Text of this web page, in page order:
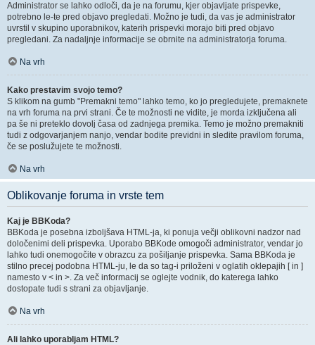
Administrator se lahko odloči, da je na forumu, kjer objavljate prispevke,
potrebno le-te pred objavo pregledati. Možno je tudi, da vas je administrator
uvrstil v skupino uporabnikov, katerih prispevki morajo biti pred objavo
pregledani. Za nadaljnje informacije se obrnite na administratorja foruma.
Na vrh
Kako prestavim svojo temo?
S klikom na gumb "Premakni temo" lahko temo, ko jo pregledujete, premaknete
na vrh foruma na prvi strani. Če te možnosti ne vidite, je morda izključena ali
pa še ni preteklo dovolj časa od zadnjega premika. Temo je možno premakniti
tudi z odgovarjanjem nanjo, vendar bodite previdni in sledite pravilom foruma,
če se poslužujete te možnosti.
Na vrh
Oblikovanje foruma in vrste tem
Kaj je BBKoda?
BBKoda je posebna izboljšava HTML-ja, ki ponuja večji oblikovni nadzor nad
določenimi deli prispevka. Uporabo BBKode omogoči administrator, vendar jo
lahko tudi onemogočite v obrazcu za pošiljanje prispevka. Sama BBKoda je
stilno precej podobna HTML-ju, le da so tag-i priloženi v oglatih oklepajih [ in ]
namesto v < in >. Za več informacij se oglejte vodnik, do katerega lahko
dostopate tudi s strani za objavljanje.
Na vrh
Ali lahko uporabljam HTML?